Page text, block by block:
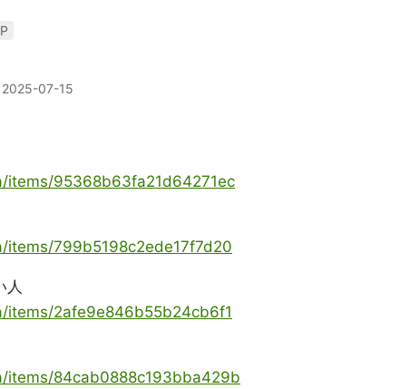
2025-07-15
items/95368b63fa21d64271ec
799b5198c2ede17f7d20
人
items/2afe9e846b55b24cb6f1
items/84cab0888c193bba429b